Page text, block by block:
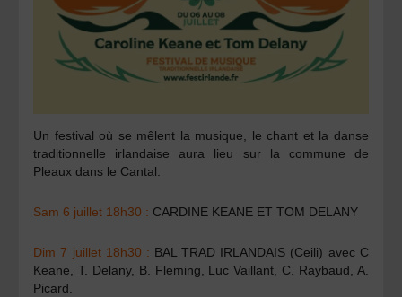
Un festival où se mêlent la musique, le chant et la danse
traditionnelle irlandaise aura lieu sur la commune de
Pleaux dans le Cantal.
Sam 6 juillet 18h30 : CARDINE KEANE ET TOM DELANY
Dim 7 juillet 18h30 : BAL TRAD IRLANDAIS (Ceili) avec C
Keane, T. Delany, B. Fleming, Luc Vaillant, C. Raybaud, A.
Picard.